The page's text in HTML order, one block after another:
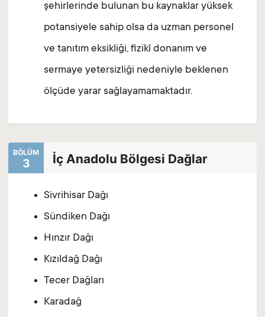
şehirlerinde bulunan bu kaynaklar yüksek
potansiyele sahip olsa da uzman personel
ve tanıtım eksikliği, fizikî donanım ve
sermaye yetersizliği nedeniyle beklenen
ölçüde yarar sağlayamamaktadır.
BÖLÜM
3 İç Anadolu Bölgesi Dağlar
Sivrihisar Dağı
Sündiken Dağı
Hınzır Dağı
Kızıldağ Dağı
Tecer Dağları
Karadağ